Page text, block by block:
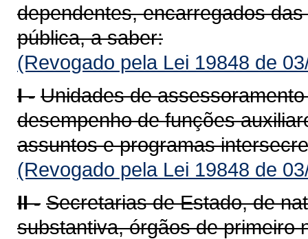
dependentes, encarregados
pública, a saber:
(Revogado pela Lei 19848 de
I - Unidades de
desempenho de funções
assuntos e programas
(Revogado pela Lei 19848 de
II - Secretarias de Estado, de
substantiva, órgãos de primeiro